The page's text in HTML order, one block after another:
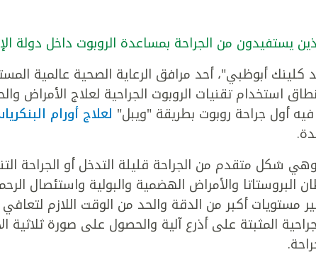
يستفيدون من الجراحة بمساعدة الروبوت داخل دولة
أبوظبي"، أحد مرافق الرعاية الصحية عالمية
استخدام تقنيات الروبوت الجراحية لعلاج الأمراض
أول جراحة روبوت بطريقة "ويبل" لعلاج أورام
شكل متقدم من الجراحة قليلة التدخل أو الجراحة
والأمراض الهضمية والبولية واستئصال
مستويات أكبر من الدقة والحد من الوقت اللازم
المثبتة على أذرع آلية والحصول على صورة ثلاثية